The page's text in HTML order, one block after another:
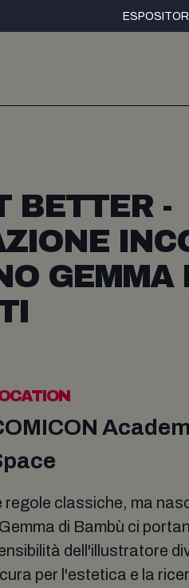
ESPOSITORI
BETTER -
GEMMA
classiche, ma
di Bambù ci
dell'illustratore
per l'estetica e la